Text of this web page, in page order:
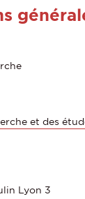
et des
Lyon 3